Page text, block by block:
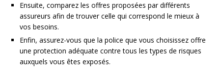
Ensuite, comparez les offres proposées par différents
assureurs afin de trouver celle qui correspond le mieux à
vos besoins.
Enfin, assurez-vous que la police que vous choisissez offre
une protection adéquate contre tous les types de risques
auxquels vous êtes exposés.